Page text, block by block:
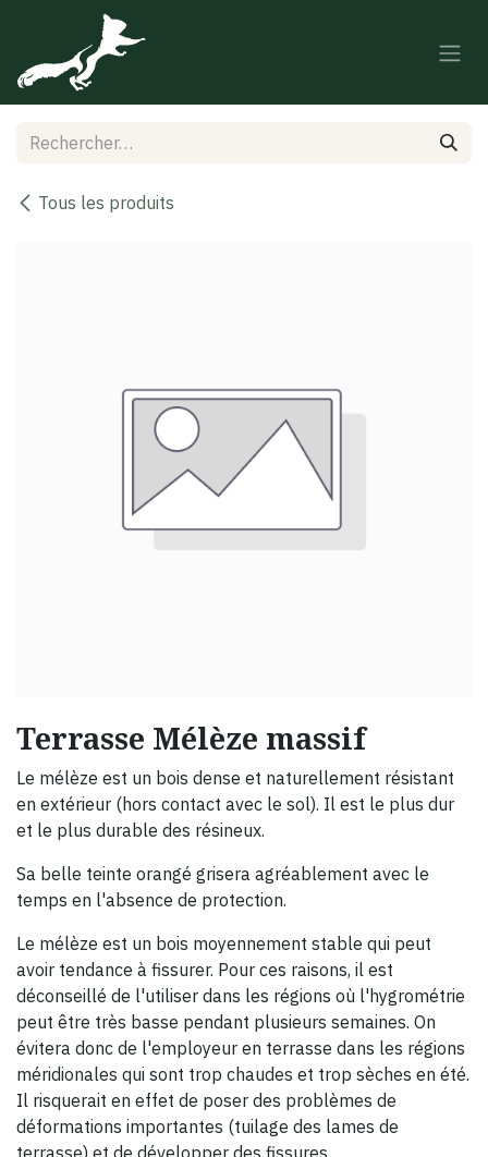
Se rendre au contenu
Tous les produits
Terrasse Mélèze massif
Le mélèze est un bois dense et naturellement résistant
en extérieur (hors contact avec le sol). Il est le plus dur
et le plus durable des résineux.
Sa belle teinte orangé grisera agréablement avec le
temps en l'absence de protection.
Le mélèze est un bois moyennement stable qui peut
avoir tendance à fissurer. Pour ces raisons, il est
déconseillé de l'utiliser dans les régions où l'hygrométrie
peut être très basse pendant plusieurs semaines. On
évitera donc de l'employeur en terrasse dans les régions
méridionales qui sont trop chaudes et trop sèches en été.
Il risquerait en effet de poser des problèmes de
déformations importantes (tuilage des lames de
terrasse) et de développer des fissures.